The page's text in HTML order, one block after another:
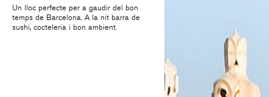
Un lloc perfecte per a gaudir del bon
temps de Barcelona. A la nit barra de
sushi, cocteleria i bon ambient.